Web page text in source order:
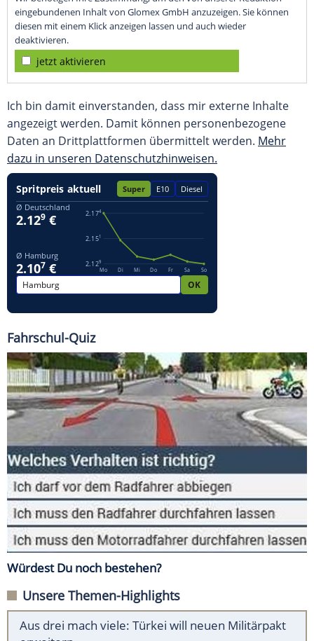
eingebundenen Inhalt von Glomex GmbH anzuzeigen. Sie können
diesen mit einem Klick anzeigen lassen und auch wieder
deaktivieren.
jetzt aktivieren
Ich bin damit einverstanden, dass mir externe Inhalte
angezeigt werden. Damit können personenbezogene
Daten an Drittplattformen übermittelt werden. Mehr
dazu in unseren Datenschutzhinweisen.
Fahrschul-Quiz
Würdest Du noch bestehen?
Unsere Themen-Highlights
Aus drei mach viele: Türkei will neuen Militärpakt